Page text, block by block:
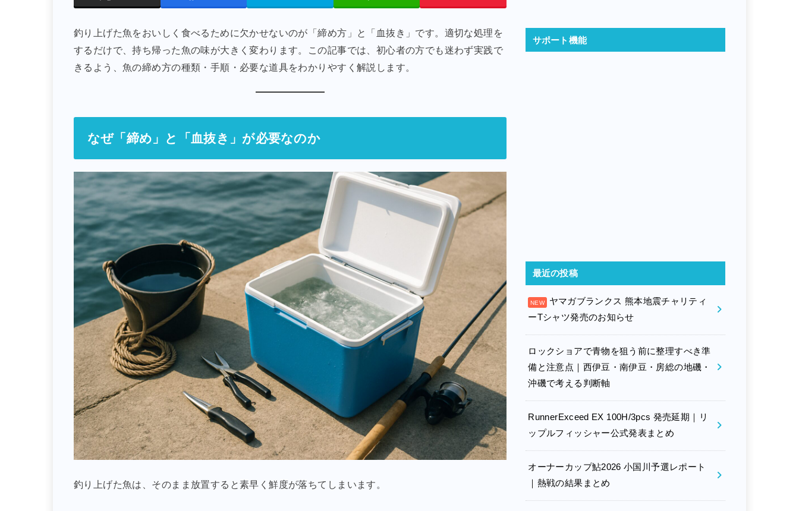
釣り上げた魚をおいしく食べるために欠かせないのが「締め方」と「血抜き」です。適切な処理を
するだけで、持ち帰った魚の味が大きく変わります。この記事では、初心者の方でも迷わず実践で
きるよう、魚の締め方の種類・手順・必要な道具をわかりやすく解説します。
なぜ「締め」と「血抜き」が必要なのか
釣り上げた魚は、そのまま放置すると素早く鮮度が落ちてしまいます。
サポート機能
最近の投稿
ヤマガブランクス 熊本地震チャリティ
ーTシャツ発売のお知らせ
ロックショアで青物を狙う前に整理すべき準
備と注意点｜西伊豆・南伊豆・房総の地磯・
沖磯で考える判断軸
RunnerExceed EX 100H/3pcs 発売延期｜リ
ップルフィッシャー公式発表まとめ
オーナーカップ鮎2026 小国川予選レポート
｜熱戦の結果まとめ